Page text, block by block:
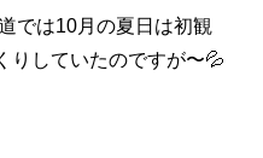
では10月の夏日は初観
りしていたのですが〜💦